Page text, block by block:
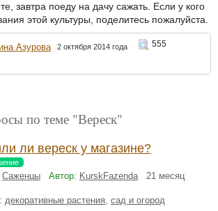
завтра поеду на дачу сажать. Если у кого
этой культуры, поделитесь пожалуйста.
Азурова 2 октября 2014 года
555
по теме "Вереск"
ли вереск у магазине?
Саженцы Автор: KurskFazenda21 месяц
декоративные растения, сад и огород